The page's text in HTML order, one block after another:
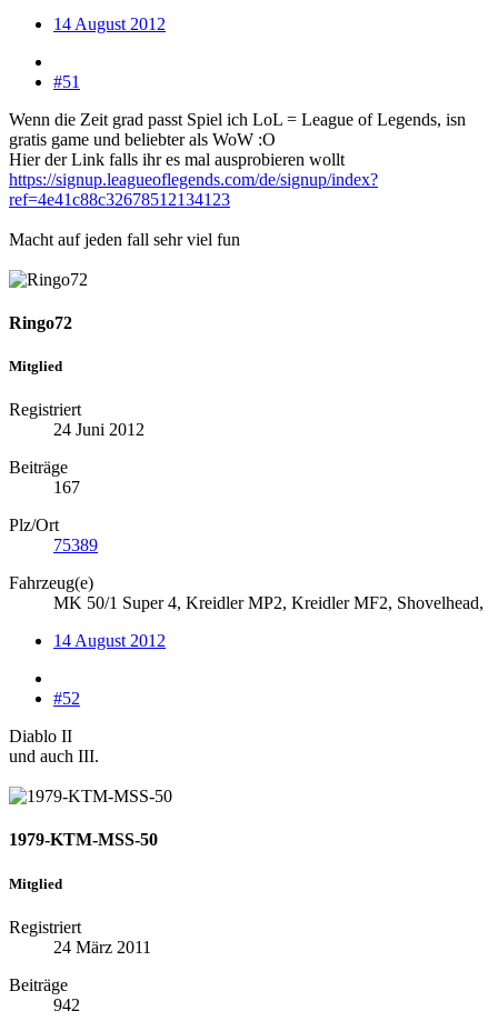
14 August 2012
#51
Wenn die Zeit grad passt Spiel ich LoL = League of Legends, isn
gratis game und beliebter als WoW :O
Hier der Link falls ihr es mal ausprobieren wollt
https://signup.leagueoflegends.com/de/signup/index?
ref=4e41c88c32678512134123
Macht auf jeden fall sehr viel fun
Ringo72
Mitglied
Registriert
24 Juni 2012
Beiträge
167
Plz/Ort
75389
Fahrzeug(e)
MK 50/1 Super 4, Kreidler MP2, Kreidler MF2, Shovelhead,
14 August 2012
#52
Diablo II
und auch III.
1979-KTM-MSS-50
Mitglied
Registriert
24 März 2011
Beiträge
942